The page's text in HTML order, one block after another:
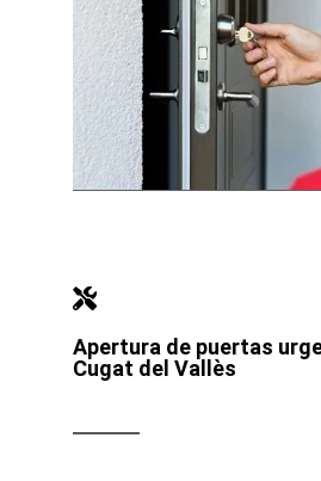
Apertura de puertas
Cugat del Vallès